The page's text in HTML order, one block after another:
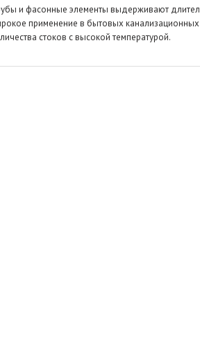
и фасонные элементы выдерживают
применение в бытовых
стоков с высокой температурой.